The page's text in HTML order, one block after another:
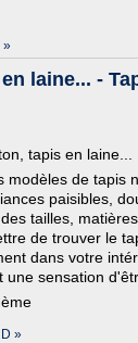
»
laine... -
tapis en laine...
modèles de tapis
paisibles,
tailles,
de trouver le
dans votre
une sensation
»